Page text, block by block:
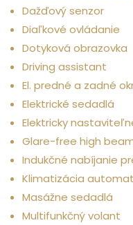
Dažďový senzor
Diaľkové ovládanie
Dotyková obrazovka
Driving assistant
El. predné a zadné
Elektrické sedadlá
Elektricky
Glare-free high
Indukčné nabíjanie
Klimatizácia
Masážne sedadlá
Multifunkčný volant